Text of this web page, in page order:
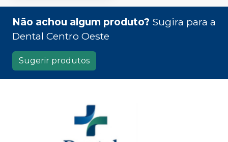
Não achou algum produto? Sugira para a
Dental Centro Oeste
Sugerir produtos